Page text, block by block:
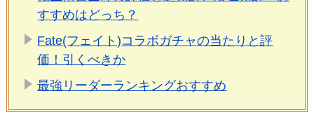
すすめはどっち？
Fate(フェイト)コラボガチャの当たりと評
価！引くべきか
最強リーダーランキングおすすめ